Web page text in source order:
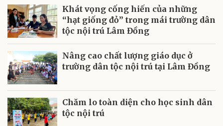
Khát vọng cống hiến của những
“hạt giống đỏ” trong mái trường dân
tộc nội trú Lâm Đồng
Nâng cao chất lượng giáo dục ở
trường dân tộc nội trú tại Lâm Đồng
Chăm lo toàn diện cho học sinh dân
tộc nội trú